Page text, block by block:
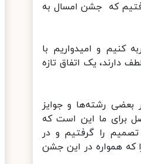
که جشن امسال به
و امیدواریم با
یک اتفاق تازه
رشته‌ها و جوایز
برای ما این است که
را گرفتیم و در
همواره در این جشن